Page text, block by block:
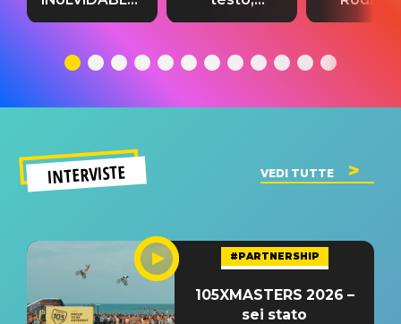
testo,
significato
traduzione e
del singolo
testo,
INTERVISTE VEDI TUTTE
#PARTNERSHIP
105XMASTERS 2026 –
sei stato